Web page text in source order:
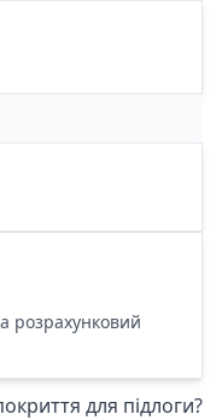
розрахунковий
для підлоги?